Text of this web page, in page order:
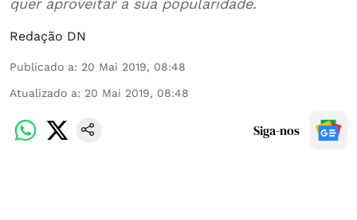
quer aproveitar a sua popularidade.
Redação DN
Publicado a: 20 Mai 2019, 08:48
Atualizado a: 20 Mai 2019, 08:48
Siga-nos